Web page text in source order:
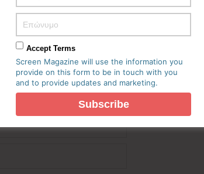
Accept Terms
Screen Magazine will use the information you
provide on this form to be in touch with you
and to provide updates and marketing.